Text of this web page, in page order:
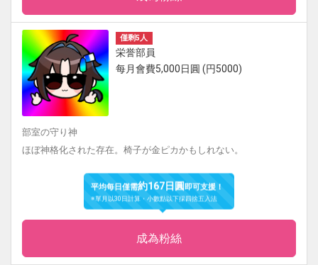
僅剩5人
栄誉部員
每月會費5,000日圓 (円5000)
部室の守り神
ほぼ神格化された存在。椅子が金ピカかもしれない。
平均每日僅需約167日圓即可支援！
※單月以30日計算・小數點以下採四捨五入法
成為粉絲